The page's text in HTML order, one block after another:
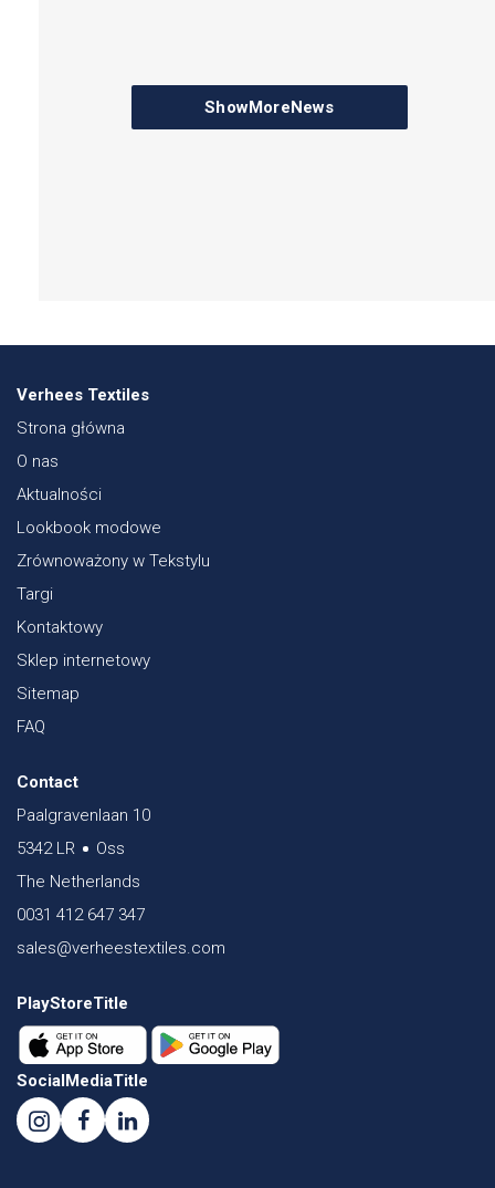
ShowMoreNews
Verhees Textiles
Strona główna
O nas
Aktualności
Lookbook modowe
Zrównoważony w Tekstylu
Targi
Kontaktowy
Sklep internetowy
Sitemap
FAQ
Contact
Paalgravenlaan 10
5342 LR
Oss
The Netherlands
0031 412 647 347
sales@verheestextiles.com
PlayStoreTitle
SocialMediaTitle